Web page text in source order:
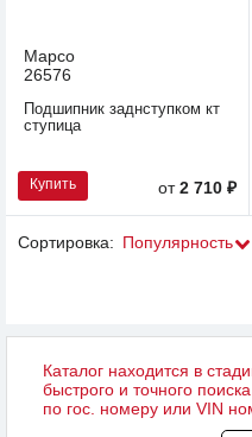
Mapco
26576
Подшипник заднступком кт
ступица
Купить от2 710 ₽
Сортировка: Популярность
Каталог находится в
быстрого и точного
по гос. номеру или VIN